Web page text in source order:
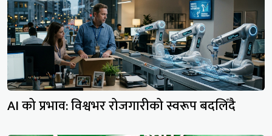
AI को प्रभाव: विश्वभर रोजगारीको स्वरूप बदलिँदै